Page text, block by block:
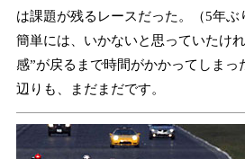
は課題が残るレースだった。（5年
簡単には、いかないと思っていたけ
感”が戻るまで時間がかかってしま
辺りも、まだまだです。